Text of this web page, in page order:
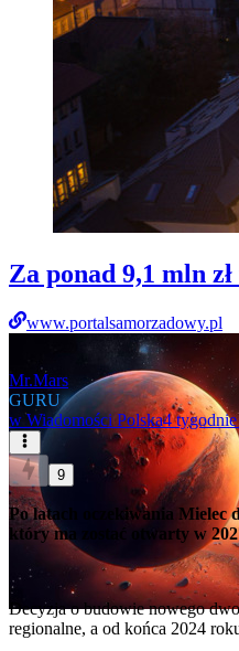
Za ponad 9,1 mln
www.portalsamorzadowy.pl
Mr.Mars
GURU
w Wiadomości Polska4 tygodnie
9
Po latach oczekiwania Mielec
który ma zostać otwarty w
Decyzja o budowie nowego
regionalne, a od końca 2024